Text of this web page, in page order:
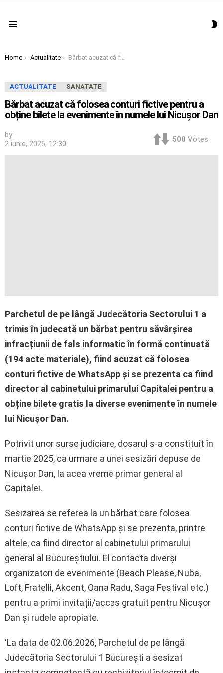
You are here:
Home Actualitate Bărbat acuzat că folosea conturi fictive pentru a obține bilete la evenimente în numele lui Nicușor Dan
ACTUALITATE SANATATE
Bărbat acuzat că folosea conturi fictive pentru a
obține bilete la evenimente în numele lui Nicușor Dan
by
2 iunie, 2026, 12:30
500 Votes
Parchetul de pe lângă Judecătoria Sectorului 1 a
trimis în judecată un bărbat pentru săvârșirea
infracțiunii de fals informatic în formă continuată
(194 acte materiale), fiind acuzat că folosea
conturi fictive de WhatsApp și se prezenta ca fiind
director al cabinetului primarului Capitalei pentru a
obține bilete gratis la diverse evenimente în numele
lui Nicușor Dan.
Potrivit unor surse judiciare, dosarul s-a constituit în
martie 2025, ca urmare a unei sesizări depuse de
Nicușor Dan, la acea vreme primar general al
Capitalei.
Sesizarea se referea la un bărbat care folosea
conturi fictive de WhatsApp și se prezenta, printre
altele, ca fiind director al cabinetului primarului
general al Bucureștiului. El contacta diverși
organizatori de evenimente (Beach Please, Nuba,
Loft, Fratelli, Akcent, Oana Radu, Saga Festival etc.)
pentru a primi invitații/acces gratuit pentru Nicușor
Dan și rudele apropiate.
‘La data de 02.06.2026, Parchetul de pe lângă
Judecătoria Sectorului 1 București a sesizat